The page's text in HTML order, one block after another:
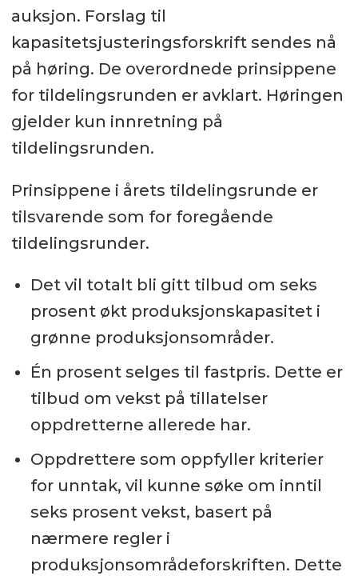
auksjon. Forslag til
kapasitetsjusteringsforskrift sendes nå
på høring. De overordnede prinsippene
for tildelingsrunden er avklart. Høringen
gjelder kun innretning på
tildelingsrunden.
Prinsippene i årets tildelingsrunde er
tilsvarende som for foregående
tildelingsrunder.
Det vil totalt bli gitt tilbud om seks
prosent økt produksjonskapasitet i
grønne produksjonsområder.
Én prosent selges til fastpris. Dette er
tilbud om vekst på tillatelser
oppdretterne allerede har.
Oppdrettere som oppfyller kriterier
for unntak, vil kunne søke om inntil
seks prosent vekst, basert på
nærmere regler i
produksjonsområdeforskriften. Dette